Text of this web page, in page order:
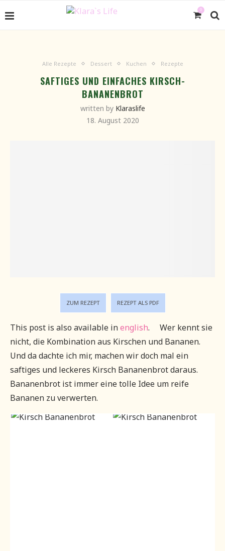
0
Alle Rezepte Dessert Kuchen Rezepte
SAFTIGES UND EINFACHES KIRSCH-
BANANENBROT
written by Klaraslife
18. August 2020
ZUM REZEPT REZEPT ALS PDF
This post is also available inenglish.
Wer kennt sie
nicht, die Kombination aus Kirschen und Bananen.
Und da dachte ich mir, machen wir doch mal ein
saftiges und leckeres Kirsch Bananenbrot daraus.
Bananenbrot ist immer eine tolle Idee um reife
Bananen zu verwerten.